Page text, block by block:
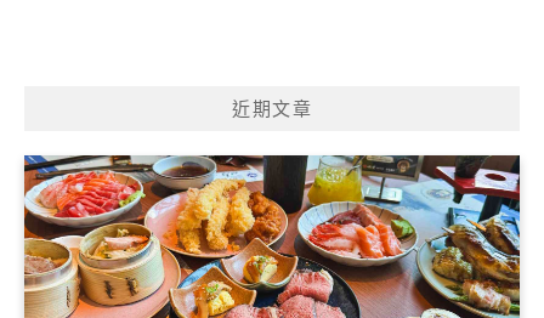
近期文章